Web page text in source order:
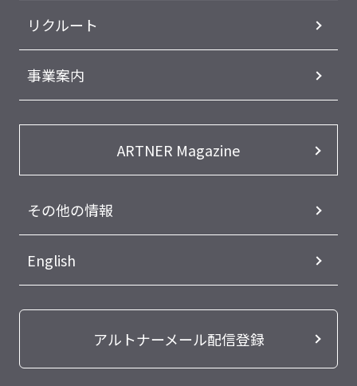
リクルート
事業案内
ARTNER Magazine
その他の情報
English
アルトナーメール配信登録